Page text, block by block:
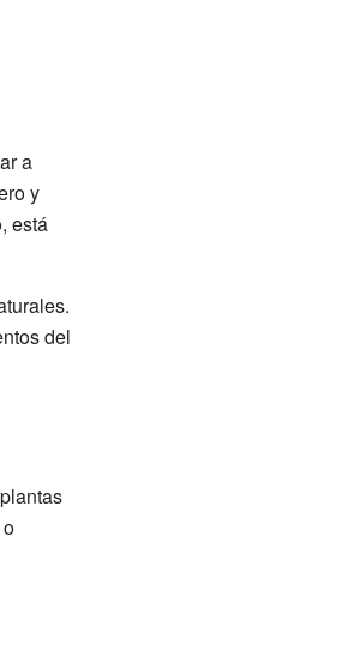
a
y
está
del